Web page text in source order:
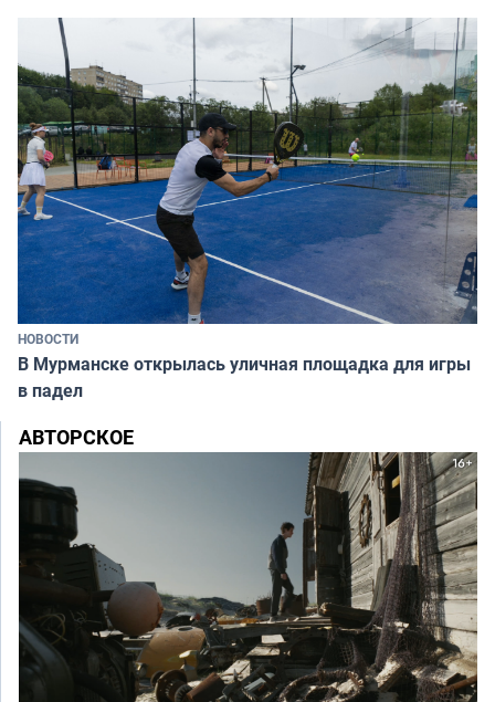
НОВОСТИ
В Мурманске открылась уличная площадка для игры
в падел
АВТОРСКОЕ